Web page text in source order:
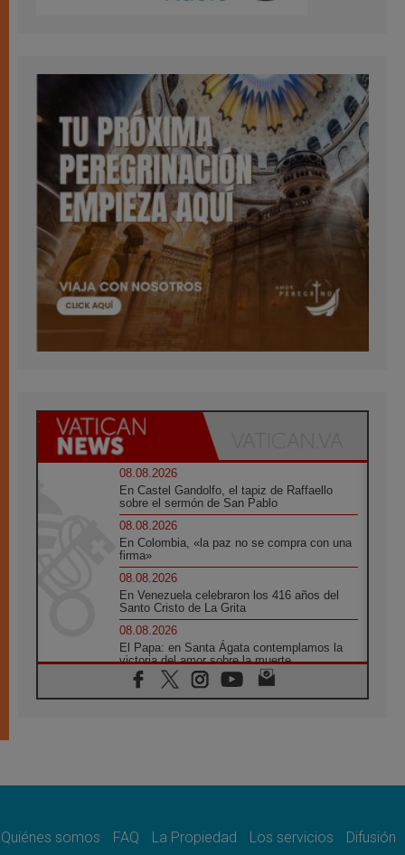
08.08.2026
En Castel Gandolfo, el tapiz de Raffaello
sobre el sermón de San Pablo
08.08.2026
En Colombia, «la paz no se compra con una
firma»
08.08.2026
En Venezuela celebraron los 416 años del
Santo Cristo de La Grita
08.08.2026
El Papa: en Santa Ágata contemplamos la
victoria del amor sobre la muerte
08.08.2026
León XIV visitará el Santuario de la Madre
07.08.2026
07.08.2026
Quiénes somos FAQ La Propiedad Los servicios Difusión